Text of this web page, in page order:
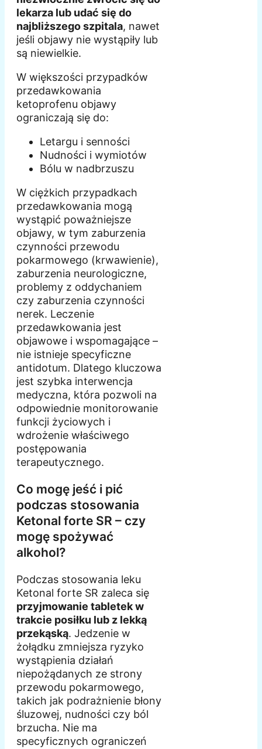
lekarza lub udać się do
najbliższego szpitala, nawet
jeśli objawy nie wystąpiły lub
są niewielkie.
W większości przypadków
przedawkowania
ketoprofenu objawy
ograniczają się do:
Letargu i senności
Nudności i wymiotów
Bólu w nadbrzuszu
W ciężkich przypadkach
przedawkowania mogą
wystąpić poważniejsze
objawy, w tym zaburzenia
czynności przewodu
pokarmowego (krwawienie),
zaburzenia neurologiczne,
problemy z oddychaniem
czy zaburzenia czynności
nerek. Leczenie
przedawkowania jest
objawowe i wspomagające –
nie istnieje specyficzne
antidotum. Dlatego kluczowa
jest szybka interwencja
medyczna, która pozwoli na
odpowiednie monitorowanie
funkcji życiowych i
wdrożenie właściwego
postępowania
terapeutycznego.
Co mogę jeść i pić
podczas stosowania
Ketonal forte SR – czy
mogę spożywać
alkohol?
Podczas stosowania leku
Ketonal forte SR zaleca się
przyjmowanie tabletek w
trakcie posiłku lub z lekką
przekąską. Jedzenie w
żołądku zmniejsza ryzyko
wystąpienia działań
niepożądanych ze strony
przewodu pokarmowego,
takich jak podrażnienie błony
śluzowej, nudności czy ból
brzucha. Nie ma
specyficznych ograniczeń